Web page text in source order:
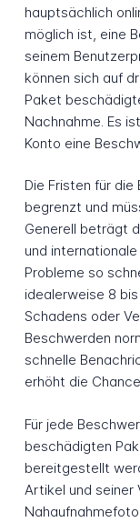
hauptsächlich
möglich ist, eine
seinem
können sich auf
Paket
Nachnahme. Es
Konto eine
Die Fristen für die
begrenzt und
Generell beträgt
und
Probleme so
idealerweise 8
Schadens oder
Beschwerden
schnelle
erhöht die
Für jede
beschädigten
bereitgestellt
Artikel und seiner